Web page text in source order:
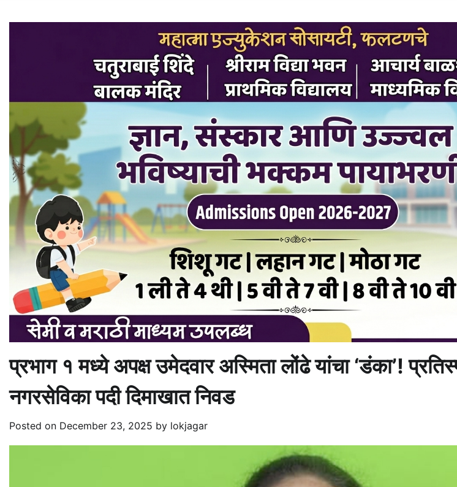
प्रभाग १ मध्ये अपक्ष उमेदवार अस्मिता लोंढे यांचा ‘डंका’!
नगरसेविका पदी दिमाखात निवड
Posted on December 23, 2025 by lokjagar